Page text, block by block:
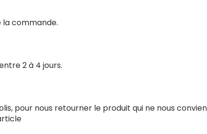
la commande.
2 à 4 jours.
pour nous retourner le produit qui ne nous